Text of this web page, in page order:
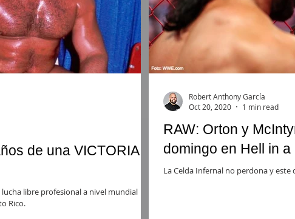
de una VICTORIA
libre profesional a nivel mundial
Rico.
RAW: Orton y
domingo en Hell in
La Celda Infernal no perdona y
Robert Anthony García
Oct 20, 2020
1 min read